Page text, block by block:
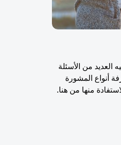
من الأسئلة
أنواع المشورة
منها من هنا.